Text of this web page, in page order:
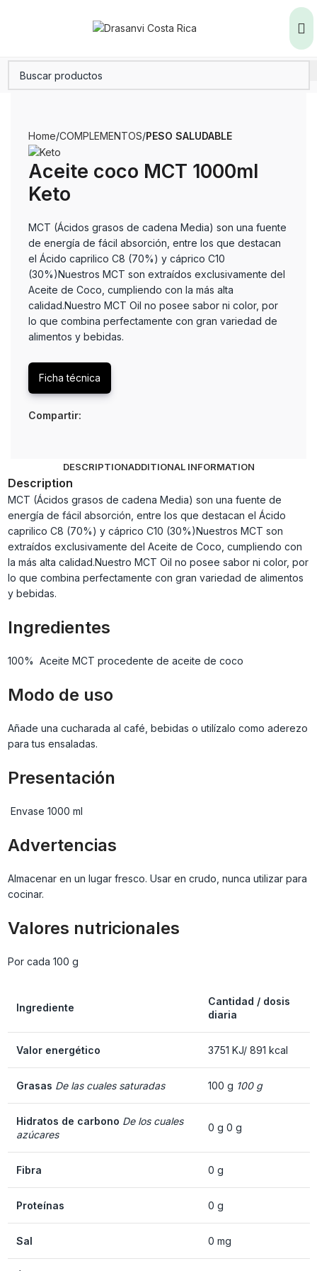
Home COMPLEMENTOS PESO SALUDABLE
Aceite coco MCT 1000ml
Keto
MCT (Ácidos grasos de cadena Media) son una fuente
de energía de fácil absorción, entre los que destacan
el Ácido caprilico C8 (70%) y cáprico C10
(30%)Nuestros MCT son extraídos exclusivamente del
Aceite de Coco, cumpliendo con la más alta
calidad.Nuestro MCT Oil no posee sabor ni color, por
lo que combina perfectamente con gran variedad de
alimentos y bebidas.
Ficha técnica
Compartir:
DESCRIPTIONADDITIONAL INFORMATION
Description
MCT (Ácidos grasos de cadena Media) son una fuente de
energía de fácil absorción, entre los que destacan el Ácido
caprilico C8 (70%) y cáprico C10 (30%)Nuestros MCT son
extraídos exclusivamente del Aceite de Coco, cumpliendo con
la más alta calidad.Nuestro MCT Oil no posee sabor ni color, por
lo que combina perfectamente con gran variedad de alimentos
y bebidas.
Ingredientes
100% Aceite MCT procedente de aceite de coco
Modo de uso
Añade una cucharada al café, bebidas o utilízalo como aderezo
para tus ensaladas.
Presentación
Envase 1000 ml
Advertencias
Almacenar en un lugar fresco. Usar en crudo, nunca utilizar para
cocinar.
Valores nutricionales
Por cada 100 g
Ingrediente
Cantidad / dosis
diaria
Valor energético 3751 KJ/ 891 kcal
Grasas De las cuales saturadas 100 g 100 g
Hidratos de carbono De los cuales
azúcares
0 g 0 g
Fibra 0 g
Proteínas 0 g
Sal 0 mg